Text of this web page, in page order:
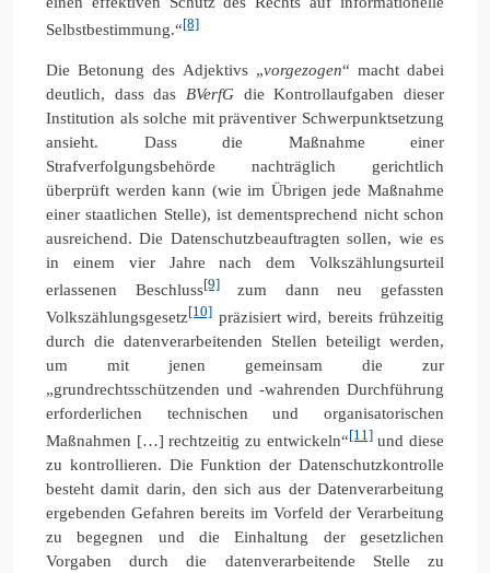
Selbstbestimmung.“[8]
Die Betonung des Adjektivs „vorgezogen“ macht dabei
deutlich, dass das BVerfG die Kontrollaufgaben dieser
Institution als solche mit präventiver Schwerpunktsetzung
ansieht. Dass die Maßnahme einer
Strafverfolgungsbehörde nachträglich gerichtlich
überprüft werden kann (wie im Übrigen jede Maßnahme
einer staatlichen Stelle), ist dementsprechend nicht schon
ausreichend. Die Datenschutzbeauftragten sollen, wie es
in einem vier Jahre nach dem Volkszählungsurteil
erlassenen Beschluss[9]zum dann neu gefassten
Volkszählungsgesetz[10] präzisiert wird, bereits frühzeitig
durch die datenverarbeitenden Stellen beteiligt werden,
um mit jenen gemeinsam die zur
„grundrechtsschützenden und -wahrenden Durchführung
erforderlichen technischen und organisatorischen
Maßnahmen […] rechtzeitig zu entwickeln“[11]und diese
zu kontrollieren. Die Funktion der Datenschutzkontrolle
besteht damit darin, den sich aus der Datenverarbeitung
ergebenden Gefahren bereits im Vorfeld der Verarbeitung
zu begegnen und die Einhaltung der gesetzlichen
Vorgaben durch die datenverarbeitende Stelle zu